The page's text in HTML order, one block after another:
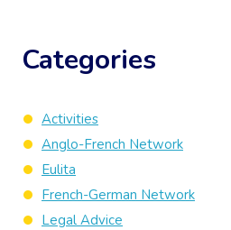
Categories
Activities
Anglo-French Network
Eulita
French-German Network
Legal Advice